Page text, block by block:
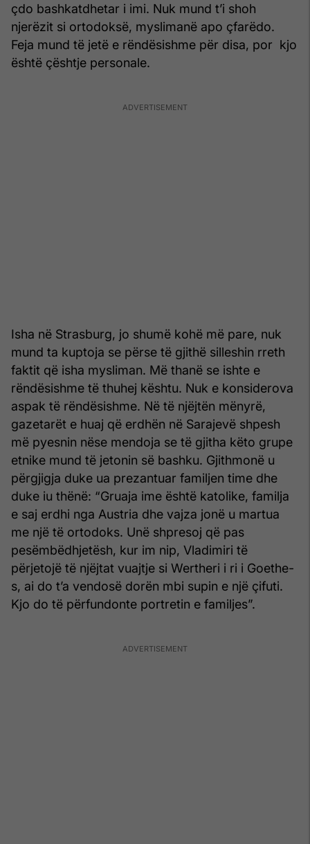
çdo bashkatdhetar i imi. Nuk mund t’i shoh
njerëzit si ortodoksë, myslimanë apo çfarëdo.
Feja mund të jetë e rëndësishme për disa, por kjo
është çështje personale.
Isha në Strasburg, jo shumë kohë më pare, nuk
mund ta kuptoja se përse të gjithë silleshin rreth
faktit që isha mysliman. Më thanë se ishte e
rëndësishme të thuhej kështu. Nuk e konsiderova
aspak të rëndësishme. Në të njëjtën mënyrë,
gazetarët e huaj që erdhën në Sarajevë shpesh
më pyesnin nëse mendoja se të gjitha këto grupe
etnike mund të jetonin së bashku. Gjithmonë u
përgjigja duke ua prezantuar familjen time dhe
duke iu thënë: “Gruaja ime është katolike, familja
e saj erdhi nga Austria dhe vajza jonë u martua
me një të ortodoks. Unë shpresoj që pas
pesëmbëdhjetësh, kur im nip, Vladimiri të
përjetojë të njëjtat vuajtje si Wertheri i ri i Goethe-
s, ai do t’a vendosë dorën mbi supin e një çifuti.
Kjo do të përfundonte portretin e familjes”.